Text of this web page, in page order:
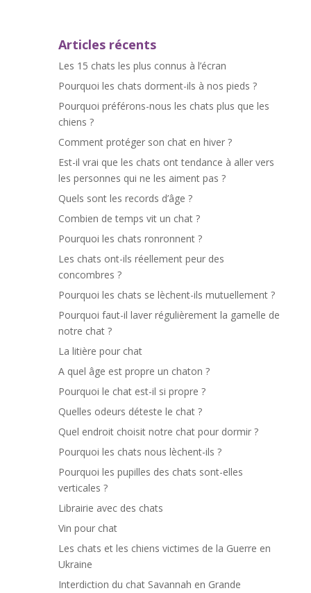
Articles récents
Les 15 chats les plus connus à l’écran
Pourquoi les chats dorment-ils à nos pieds ?
Pourquoi préférons-nous les chats plus que les
chiens ?
Comment protéger son chat en hiver ?
Est-il vrai que les chats ont tendance à aller vers
les personnes qui ne les aiment pas ?
Quels sont les records d’âge ?
Combien de temps vit un chat ?
Pourquoi les chats ronronnent ?
Les chats ont-ils réellement peur des
concombres ?
Pourquoi les chats se lèchent-ils mutuellement ?
Pourquoi faut-il laver régulièrement la gamelle de
notre chat ?
La litière pour chat
A quel âge est propre un chaton ?
Pourquoi le chat est-il si propre ?
Quelles odeurs déteste le chat ?
Quel endroit choisit notre chat pour dormir ?
Pourquoi les chats nous lèchent-ils ?
Pourquoi les pupilles des chats sont-elles
verticales ?
Librairie avec des chats
Vin pour chat
Les chats et les chiens victimes de la Guerre en
Ukraine
Interdiction du chat Savannah en Grande